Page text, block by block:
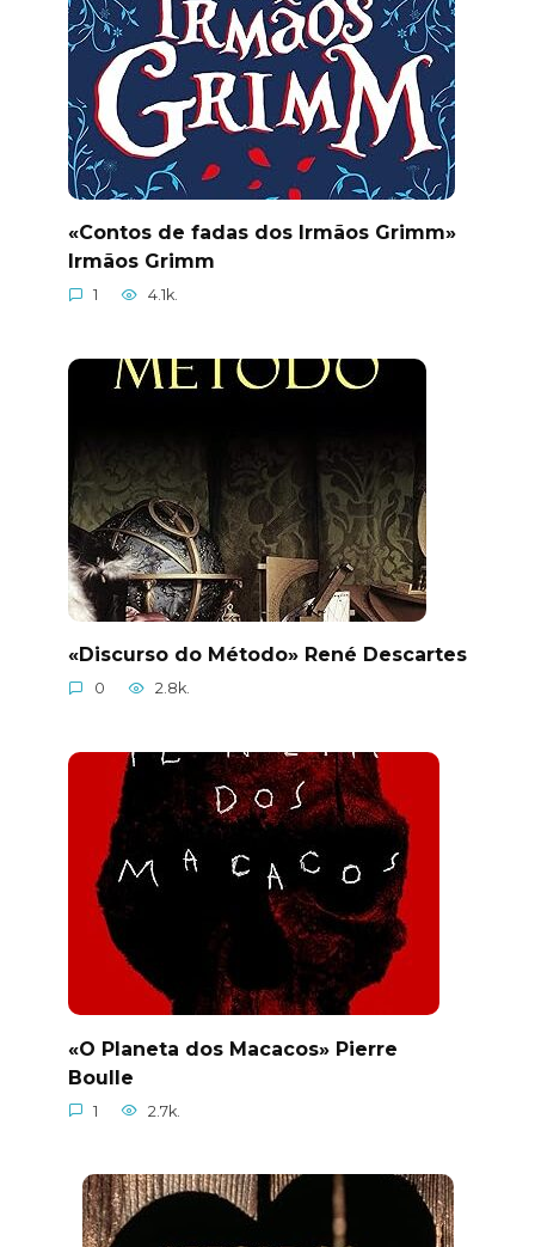
«Contos de fadas dos Irmãos Grimm»
Irmãos Grimm
1 4.1k.
«Discurso do Método» René Descartes
0 2.8k.
«O Planeta dos Macacos» Pierre
Boulle
1 2.7k.